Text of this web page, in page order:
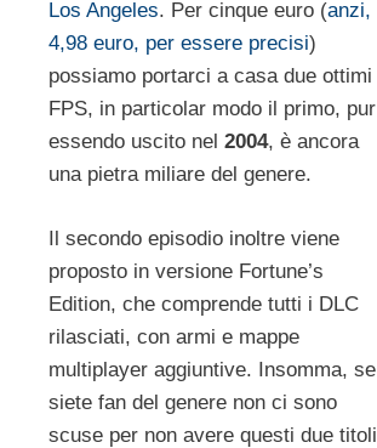
Los Angeles. Per cinque euro (anzi,
4,98 euro, per essere precisi)
possiamo portarci a casa due ottimi
FPS, in particolar modo il primo, pur
essendo uscito nel 2004, è ancora
una pietra miliare del genere.
Il secondo episodio inoltre viene
proposto in versione Fortune’s
Edition, che comprende tutti i DLC
rilasciati, con armi e mappe
multiplayer aggiuntive. Insomma, se
siete fan del genere non ci sono
scuse per non avere questi due titoli